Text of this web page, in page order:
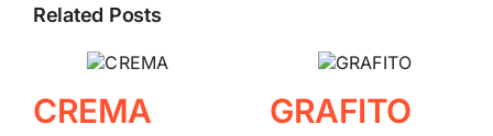
Related Posts
CREMA GRAFITO